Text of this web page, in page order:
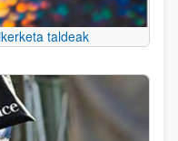
taldeak